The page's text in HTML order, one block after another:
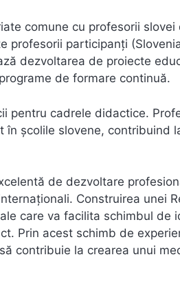
comune cu profesorii slovei
profesorii participanți
dezvoltarea de proiecte
de formare continuă.
pentru cadrele didactice.
școlile slovene, contribuind
de dezvoltare
Construirea unei
care va facilita schimbul de
Prin acest schimb de
contribuie la crearea unui